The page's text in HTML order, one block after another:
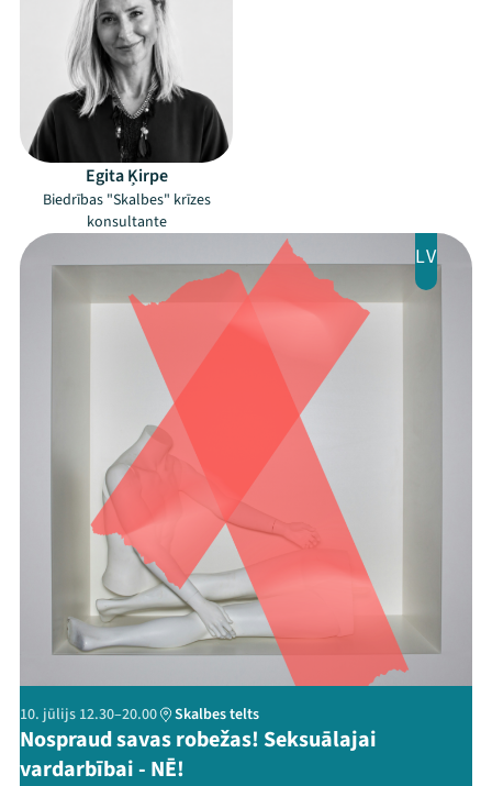
ThreadsFacebook
Egita Ķirpe
Biedrības "Skalbes" krīzes
konsultante
LV
10. jūlijs 12.30–20.00 Skalbes telts
Nospraud savas robežas! Seksuālajai
vardarbībai - NĒ!